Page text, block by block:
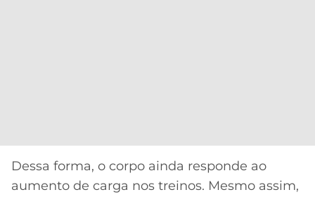
Dessa forma, o corpo ainda responde ao
aumento de carga nos treinos. Mesmo assim,